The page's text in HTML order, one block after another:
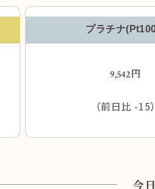
右手に「麵家 千祥」様
プラチナ
9,542円
（前日比 -15）
今